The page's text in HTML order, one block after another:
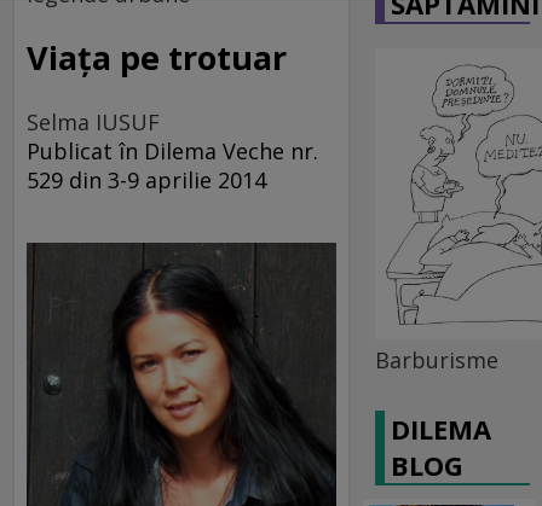
Viaţa pe trotuar
Selma IUSUF
Publicat în Dilema Veche nr.
529 din 3-9 aprilie 2014
Barburisme
DILEMA
BLOG